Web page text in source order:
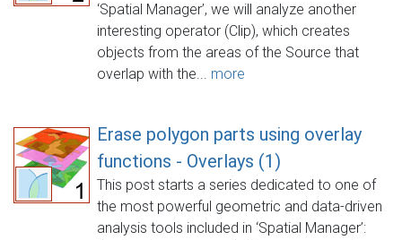
‘Spatial Manager’, we will analyze another
interesting operator (Clip), which creates
objects from the areas of the Source that
overlap with the... more
Erase polygon parts using overlay
functions - Overlays (1)
This post starts a series dedicated to one of
the most powerful geometric and data-driven
analysis tools included in ‘Spatial Manager’: